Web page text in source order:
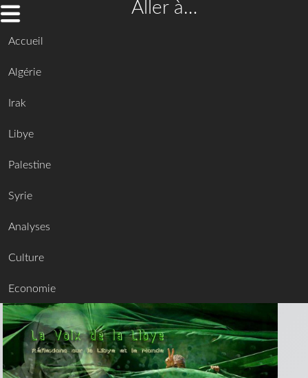
Aller à…
Accueil
Algérie
Irak
Libye
Palestine
Syrie
Analyses
Culture
Economie